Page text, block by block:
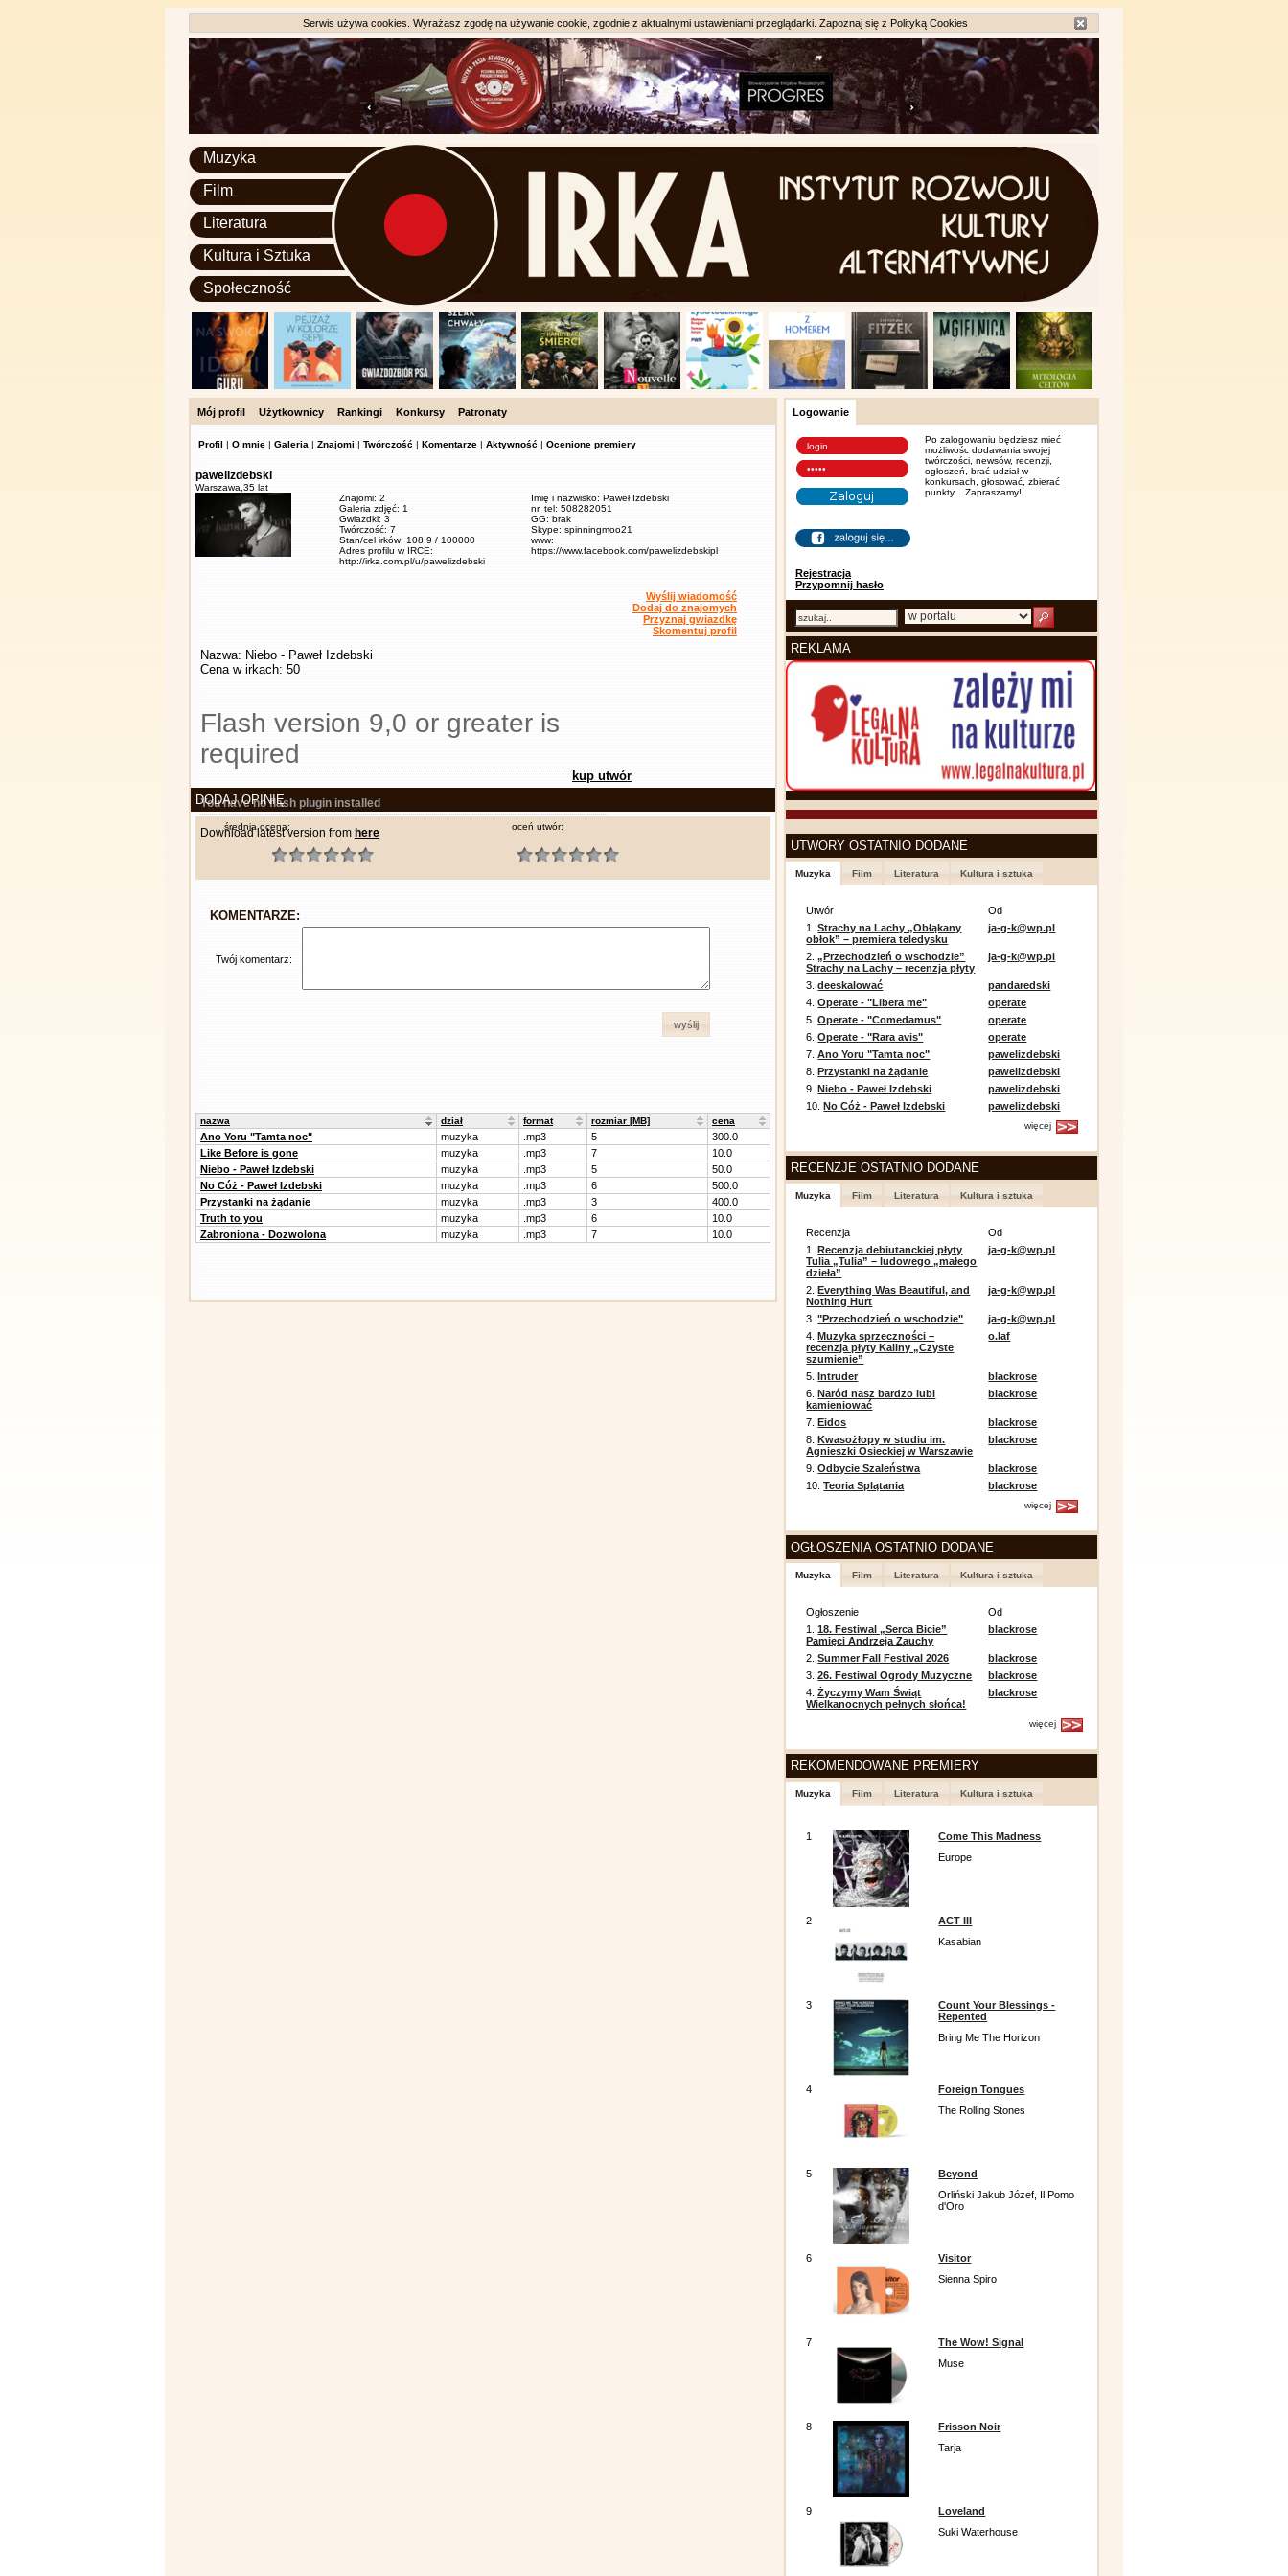
Serwis używa cookies. Wyrażasz zgodę na używanie cookie, zgodnie z aktualnymi ustawieniami przeglądarki. Zapoznaj się z Polityką Cookies
Muzyka
Film
Literatura
Kultura i Sztuka
Społeczność
Mój profil Użytkownicy Rankingi Konkursy Patronaty
Profil | O mnie | Galeria | Znajomi | Twórczość | Komentarze | Aktywność | Ocenione premiery
pawelizdebski
Warszawa, 35 lat
Znajomi: 2
Galeria zdjęć: 1
Gwiazdki: 3
Twórczość: 7
Stan/cel irków: 108,9 / 100000
Adres profilu w IRCE:
http://irka.com.pl/u/pawelizdebski
Imię i nazwisko: Paweł Izdebski
nr. tel: 508282051
GG: brak
Skype: spinningmoo21
www:
https://www.facebook.com/pawelizdebskipl
Wyślij wiadomość
Dodaj do znajomych
Przyznaj gwiazdkę
Skomentuj profil
Nazwa: Niebo - Paweł Izdebski
Cena w irkach: 50
Flash version 9,0 or greater is
required
You have no flash plugin installed
Download latest version from here
kup utwór
DODAJ OPINIĘ
średnia ocena: oceń utwór:
KOMENTARZE:
Twój komentarz:
wyślij
nazwa dział format rozmiar [MB] cena
Ano Yoru "Tamta noc" muzyka .mp3 5
300.0
Like Before is gone
muzyka .mp3 7
10.0
Niebo - Paweł Izdebski
muzyka .mp3 5
50.0
No Cóż - Paweł Izdebski
muzyka .mp3 6
500.0
Przystanki na żądanie
muzyka .mp3 3
400.0
Truth to you
muzyka .mp3 6
10.0
Zabroniona - Dozwolona
muzyka .mp3 7 10.0
Logowanie
Rejestracja
Przypomnij hasło
Po zalogowaniu będziesz mieć
możliwośc dodawania swojej
twórczości, newsów, recenzji,
ogłoszeń, brać udział w
konkursach, głosować, zbierać
punkty... Zapraszamy!
REKLAMA
UTWORY OSTATNIO DODANE
Muzyka Film Literatura Kultura i sztuka
Utwór
Od
1.Strachy na Lachy „Obłąkany
obłok” – premiera teledysku
ja-g-k@wp.pl
2.„Przechodzień o wschodzie”
Strachy na Lachy – recenzja płyty
ja-g-k@wp.pl
3.deeskalować
pandaredski
4.Operate - "Libera me"
operate
5.Operate - "Comedamus"
operate
6.Operate - "Rara avis"
operate
7.Ano Yoru "Tamta noc"
pawelizdebski
8.Przystanki na żądanie
pawelizdebski
9.Niebo - Paweł Izdebski
pawelizdebski
10.No Cóż - Paweł Izdebski pawelizdebski
więcej
RECENZJE OSTATNIO DODANE
Muzyka Film Literatura Kultura i sztuka
Recenzja
Od
1.Recenzja debiutanckiej płyty
Tulia „Tulia” – ludowego „małego
dzieła”
ja-g-k@wp.pl
2.Everything Was Beautiful, and
Nothing Hurt
ja-g-k@wp.pl
3."Przechodzień o wschodzie"
ja-g-k@wp.pl
4.Muzyka sprzeczności –
recenzja płyty Kaliny „Czyste
szumienie”
o.laf
5.Intruder
blackrose
6.Naród nasz bardzo lubi
kamieniować
blackrose
7.Eidos
blackrose
8.Kwasożłopy w studiu im.
Agnieszki Osieckiej w Warszawie
blackrose
9.Odbycie Szaleństwa
blackrose
10.Teoria Splątania blackrose
więcej
OGŁOSZENIA OSTATNIO DODANE
Muzyka Film Literatura Kultura i sztuka
Ogłoszenie
Od
1.18. Festiwal „Serca Bicie”
Pamięci Andrzeja Zauchy
blackrose
2.Summer Fall Festival 2026
blackrose
3.26. Festiwal Ogrody Muzyczne
blackrose
4.Życzymy Wam Świąt
Wielkanocnych pełnych słońca!
blackrose
więcej
REKOMENDOWANE PREMIERY
Muzyka Film Literatura Kultura i sztuka
1
Come This Madness
Europe
2
ACT III
Kasabian
3
Count Your Blessings -
Repented
Bring Me The Horizon
4
Foreign Tongues
The Rolling Stones
5
Beyond
Orliński Jakub Józef, Il Pomo
d'Oro
6
Visitor
Sienna Spiro
7
The Wow! Signal
Muse
8
Frisson Noir
Tarja
9
Loveland
Suki Waterhouse